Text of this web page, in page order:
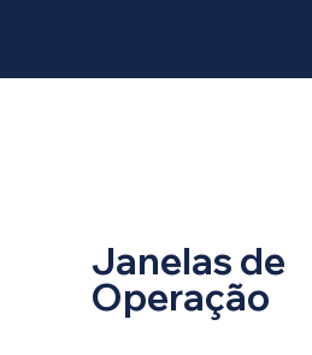
Janelas de
Operação